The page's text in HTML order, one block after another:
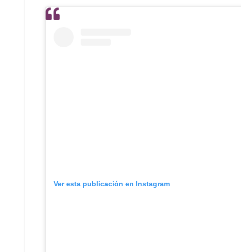
Ver esta publicación en Instagram